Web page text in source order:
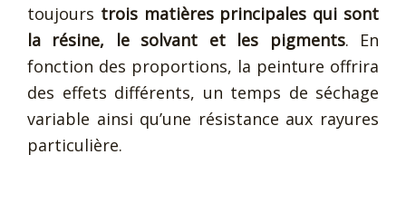
toujours trois matières principales qui sont
la résine, le solvant et les pigments. En
fonction des proportions, la peinture offrira
des effets différents, un temps de séchage
variable ainsi qu’une résistance aux rayures
particulière.